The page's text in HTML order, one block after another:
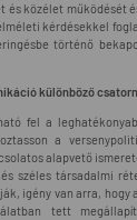
és közélet működését
kérdésekkel
történő
különböző
fel a
a
alapvető
széles társadalmi
igény van arra, hogy
tett